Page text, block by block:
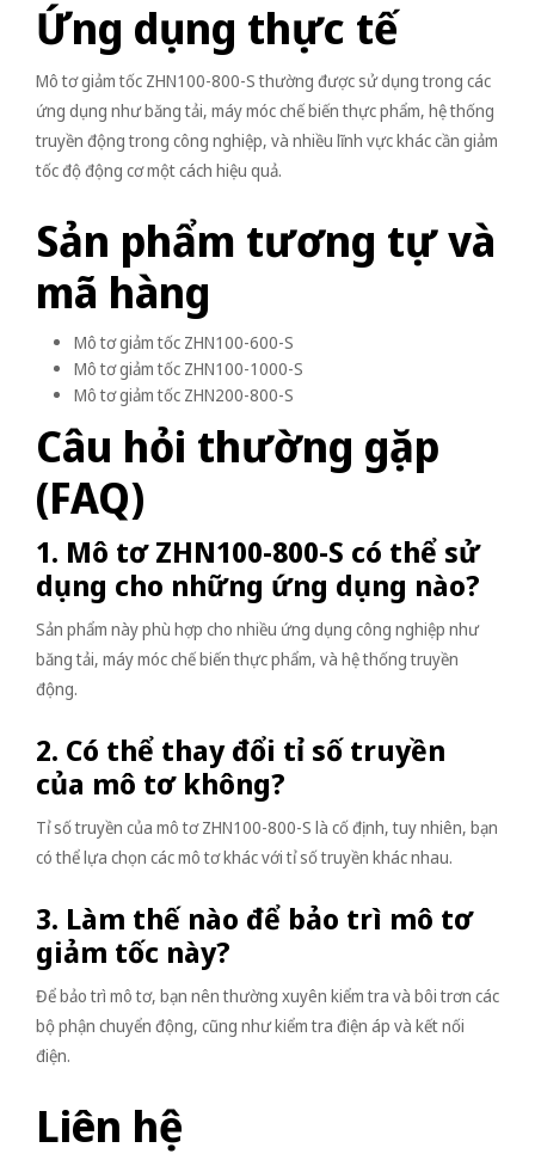
Ứng dụng thực tế
Mô tơ giảm tốc ZHN100-800-S thường được sử dụng trong các
ứng dụng như băng tải, máy móc chế biến thực phẩm, hệ thống
truyền động trong công nghiệp, và nhiều lĩnh vực khác cần giảm
tốc độ động cơ một cách hiệu quả.
Sản phẩm tương tự và
mã hàng
Mô tơ giảm tốc ZHN100-600-S
Mô tơ giảm tốc ZHN100-1000-S
Mô tơ giảm tốc ZHN200-800-S
Câu hỏi thường gặp
(FAQ)
1. Mô tơ ZHN100-800-S có thể sử
dụng cho những ứng dụng nào?
Sản phẩm này phù hợp cho nhiều ứng dụng công nghiệp như
băng tải, máy móc chế biến thực phẩm, và hệ thống truyền
động.
2. Có thể thay đổi tỉ số truyền
của mô tơ không?
Tỉ số truyền của mô tơ ZHN100-800-S là cố định, tuy nhiên, bạn
có thể lựa chọn các mô tơ khác với tỉ số truyền khác nhau.
3. Làm thế nào để bảo trì mô tơ
giảm tốc này?
Để bảo trì mô tơ, bạn nên thường xuyên kiểm tra và bôi trơn các
bộ phận chuyển động, cũng như kiểm tra điện áp và kết nối
điện.
Liên hệ